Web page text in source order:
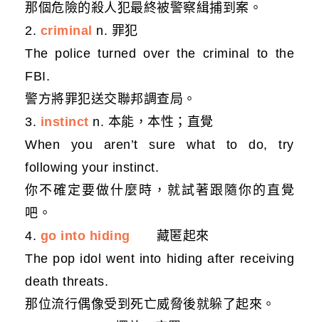
那個危險的殺人犯最終被警察緝捕到案。
2. criminal n. 罪犯
The police turned over the criminal to the
FBI.
警方將罪犯送交聯邦調查局。
3. instinct n. 本能，本性；直覺
When you aren’t sure what to do, try
following your instinct.
你不確定要做什麼時，就試著跟隨你的直覺
吧。
4. go into hiding 藏匿起來
The pop idol went into hiding after receiving
death threats.
那位流行偶像受到死亡威脅後就躲了起來。